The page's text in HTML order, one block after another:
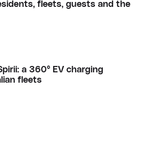
fleets, guests and the
a 360° EV charging
fleets